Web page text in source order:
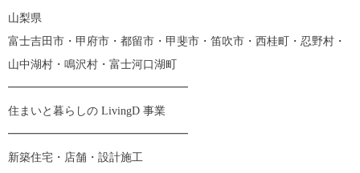
山梨県
富士吉田市・甲府市・都留市・甲斐市・笛吹市・西桂町・忍野村・
山中湖村・鳴沢村・富士河口湖町
━━━━━━━━━━━━━━━━
住まいと暮らしの LivingD 事業
━━━━━━━━━━━━━━━━
新築住宅・店舗・設計施工